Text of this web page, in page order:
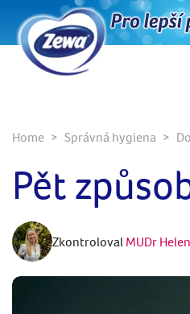
Home Správná hygiena
Pět
Zkontroloval MUDr